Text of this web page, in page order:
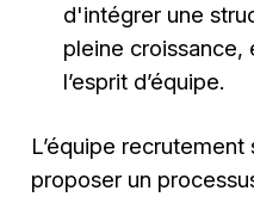
d'intégrer une
pleine croissance,
l’esprit d’équipe.
L’équipe recrutement
proposer un